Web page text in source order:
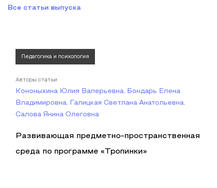
Все статьи выпуска
Педагогика и психология
Авторы статьи
Кононыхина Юлия Валерьевна, Бондарь Елена
Владимировна, Галицкая Светлана Анатольевна,
Салова Янина Олеговна
Развивающая предметно-пространственная
среда по программе «Тропинки»